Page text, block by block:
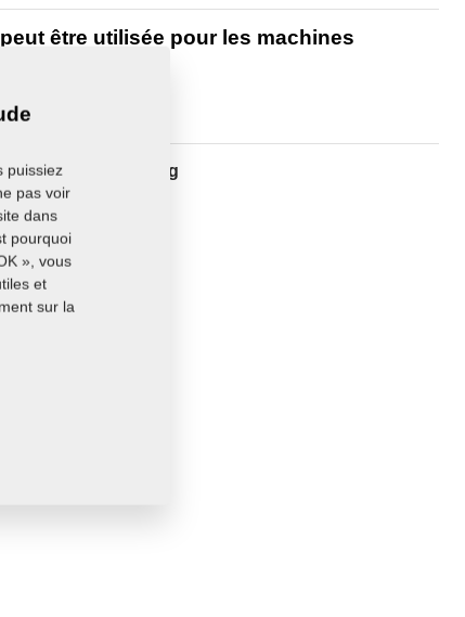
être utilisée pour les machines
171,3790 Kg
puissiez
pas voir
dans
pourquoi
», vous
et
sur la